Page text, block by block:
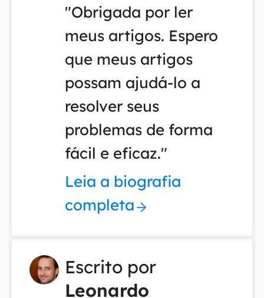
"Obrigada por ler
meus artigos. Espero
que meus artigos
possam ajudá-lo a
resolver seus
problemas de forma
fácil e eficaz."
Leia a biografia
completa
Escrito por
Leonardo